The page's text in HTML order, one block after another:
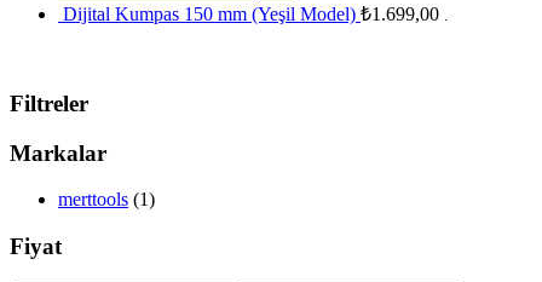
Dijital Kumpas 150 mm (Yeşil Model) ₺1.699,00 .
Filtreler
Markalar
merttools (1)
Fiyat